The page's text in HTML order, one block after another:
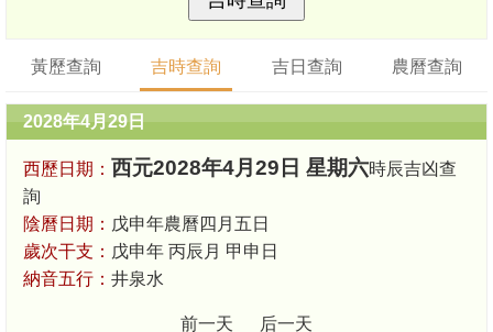
黃歷查詢 吉時查詢 吉日查詢 農曆查詢
2028年4月29日
西歷日期： 西元2028年4月29日 星期六時辰吉凶查
詢
陰曆日期： 戊申年農曆四月五日
歲次干支： 戊申年 丙辰月 甲申日
納音五行： 井泉水
前一天 后一天